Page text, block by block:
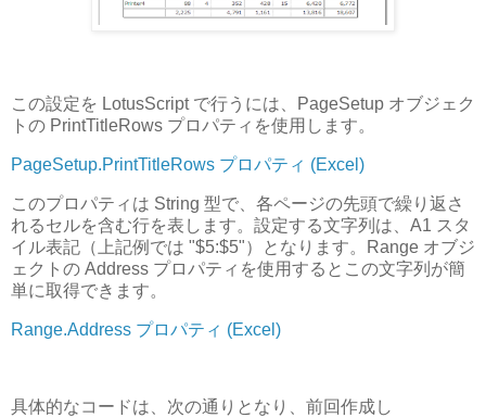
この設定を LotusScript で行うには、PageSetup オブジェク
トの PrintTitleRows プロパティを使用します。
PageSetup.PrintTitleRows プロパティ (Excel)
このプロパティは String 型で、各ページの先頭で繰り返さ
れるセルを含む行を表します。設定する文字列は、A1 スタ
イル表記（上記例では "$5:$5"）となります。Range オブジ
ェクトの Address プロパティを使用するとこの文字列が簡
単に取得できます。
Range.Address プロパティ (Excel)
具体的なコードは、次の通りとなり、前回作成し